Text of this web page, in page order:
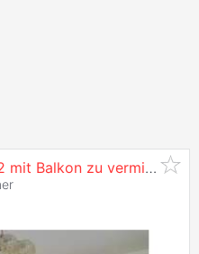
Balkon zu vermieten